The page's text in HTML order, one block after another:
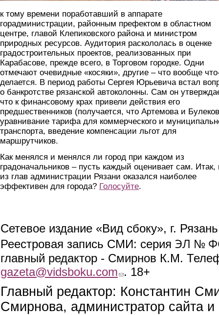
к тому времени поработавший в аппарате
горадминистрации, районным префектом в областном
центре, главой Клепиковского района и министром
природных ресурсов. Аудитория раскололась в оценке
градостроительных проектов, реализованных при
Карабасове, прежде всего, в Торговом городке. Одни
отмечают очевидные «косяки», другие – что вообще
делается. В период работы Сергея Юрьевича встал
о банкротстве рязанской автоколонны. Сам он
что к финансовому крах привели действия его
предшественников (получается, что Артемова и
уравнивание тарифа для коммерческого и
транспорта, введение компенсации льгот для
маршрутчиков.
Как менялся и менялся ли город при каждом из
градоначальников – пусть каждый оценивает сам. Итак,
из глав администрации Рязани оказался наиболее
эффективен для города? Голосуйте.
Сетевое издание «Вид сбоку», г.
Реестровая запись СМИ: серия ЭЛ №
главный редактор - Смирнов К.М.
gazeta@vidsboku.com (link sends e-mail)
. 18+
Главный редактор: Константин
Смирнова, администратор сайта